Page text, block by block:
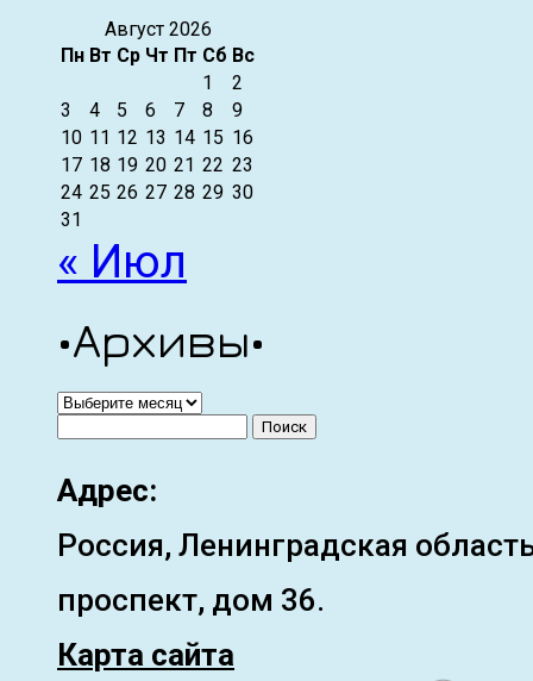
Август 2026
Пн Вт Ср Чт Пт Сб Вс
1
2
3
4 5 6 7 8
9
10 11 12 13 14 15 16
17 18 19 20 21 22 23
24 25 26 27 28 29 30
31
« Июл
•Архивы•
•Архивы•
Адрес:
Россия, Ленинградская
проспект, дом 36.
Карта сайта